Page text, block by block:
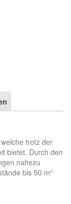
trotz der
bietet. Durch den
nahezu
bis 50 m²